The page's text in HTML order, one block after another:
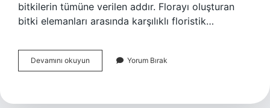
bitkilerin tümüne verilen addır. Florayı oluşturan
bitki elemanları arasında karşılıklı floristik…
Devamını okuyun
Bölgedeki
Ne
Yorum Bırak